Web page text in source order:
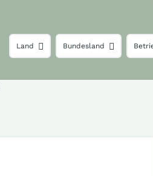
Land Bundesland